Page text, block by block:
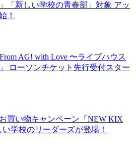
「新しい学校の青春部」対象 アッ
！
AG! with Love 〜ライブハウス
ローソンチケット先行受付スター
買い物キャンペーン「NEW KIX
学校のリーダーズが登場！